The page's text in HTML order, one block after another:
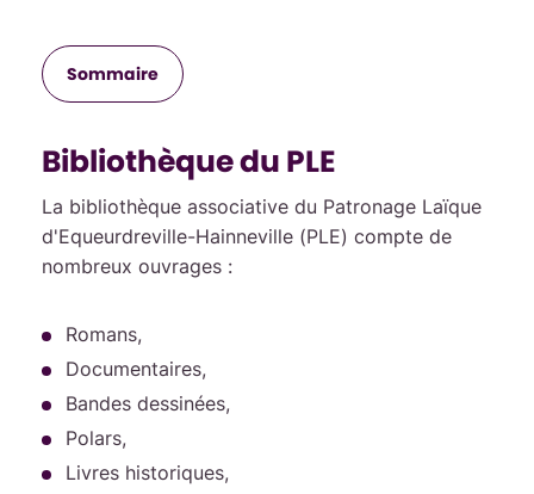
Sommaire
Bibliothèque du PLE
La bibliothèque associative du Patronage Laïque
d'Equeurdreville-Hainneville (PLE) compte de
nombreux ouvrages :
Romans,
Documentaires,
Bandes dessinées,
Polars,
Livres historiques,